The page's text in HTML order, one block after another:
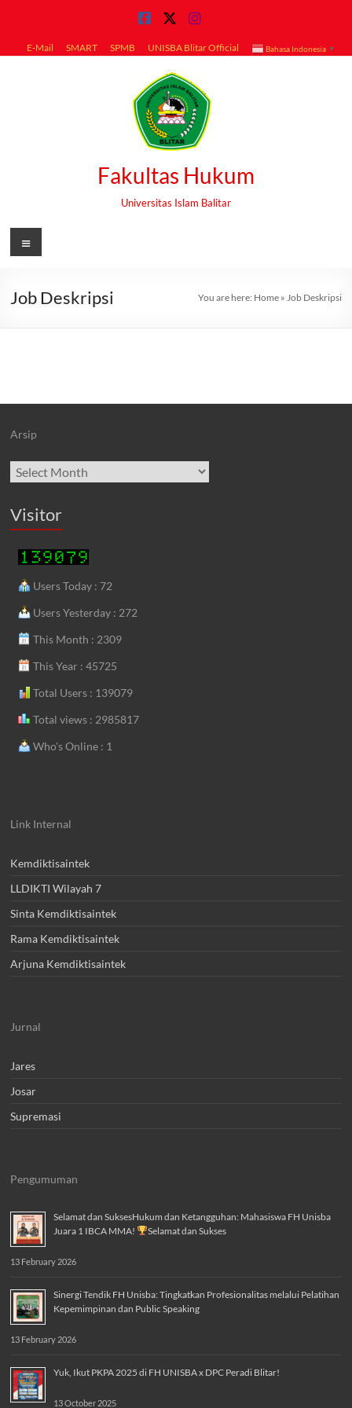
E-Mail SMART SPMB UNISBA Blitar Official Bahasa Indonesia ▼
Fakultas Hukum
Universitas Islam Balitar
Menu
Job Deskripsi You are here: Home» Job Deskripsi
Arsip
Archives
Visitor
Users Today : 72
Users Yesterday : 272
This Month : 2309
This Year : 45725
Total Users : 139079
Total views : 2985817
Who's Online : 1
Link Internal
Kemdiktisaintek
LLDIKTI Wilayah 7
Sinta Kemdiktisaintek
Rama Kemdiktisaintek
Arjuna Kemdiktisaintek
Jurnal
Jares
Josar
Supremasi
Pengumuman
Selamat dan SuksesHukum dan Ketangguhan: Mahasiswa FH Unisba
Juara 1 IBCA MMA!
Selamat dan Sukses
13 February 2026
Sinergi Tendik FH Unisba: Tingkatkan Profesionalitas melalui Pelatihan
Kepemimpinan dan Public Speaking
13 February 2026
Yuk, Ikut PKPA 2025 di FH UNISBA x DPC Peradi Blitar!
13 October 2025